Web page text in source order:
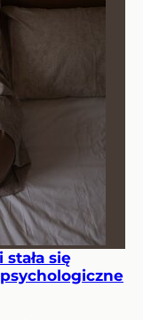
stała się